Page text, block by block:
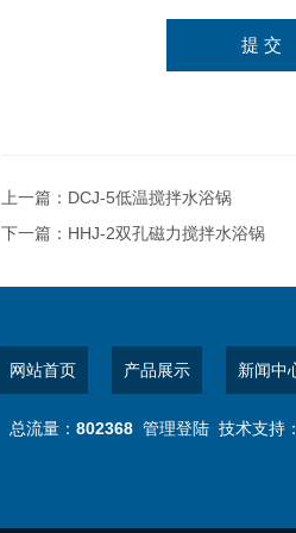
上一篇： DCJ-5低温搅拌水浴锅
下一篇： HHJ-2双孔磁力搅拌水浴锅
网站首页 产品展示 新闻中
总流量： 802368 管理登陆 技术支持：